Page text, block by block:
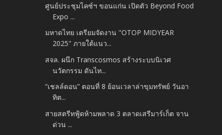
ศูนย์ประชุมไคซ์ฯ ขอนแก่น เปิดตัว Beyond Food
Expo ...
มหาดไทย เตรียมจัดงาน "OTOP MIDYEAR
2025" ภายใต้แนว...
สจล. ผนึก Transcosmos สร้างระบบนิเวศ
นวัตกรรม ดันไท...
“เชลล์ดอน” ตอนที่ 8 ย้อนเวลาล่าขุมทรัพย์ วันอา
ทิต...
สายสตรีทฟู้ดห้ามพลาด 3 ตลาดเสรีมาร์เก็ต จาน
ด่วน ...